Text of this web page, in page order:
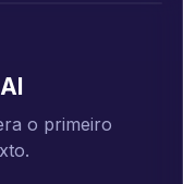
o primeiro